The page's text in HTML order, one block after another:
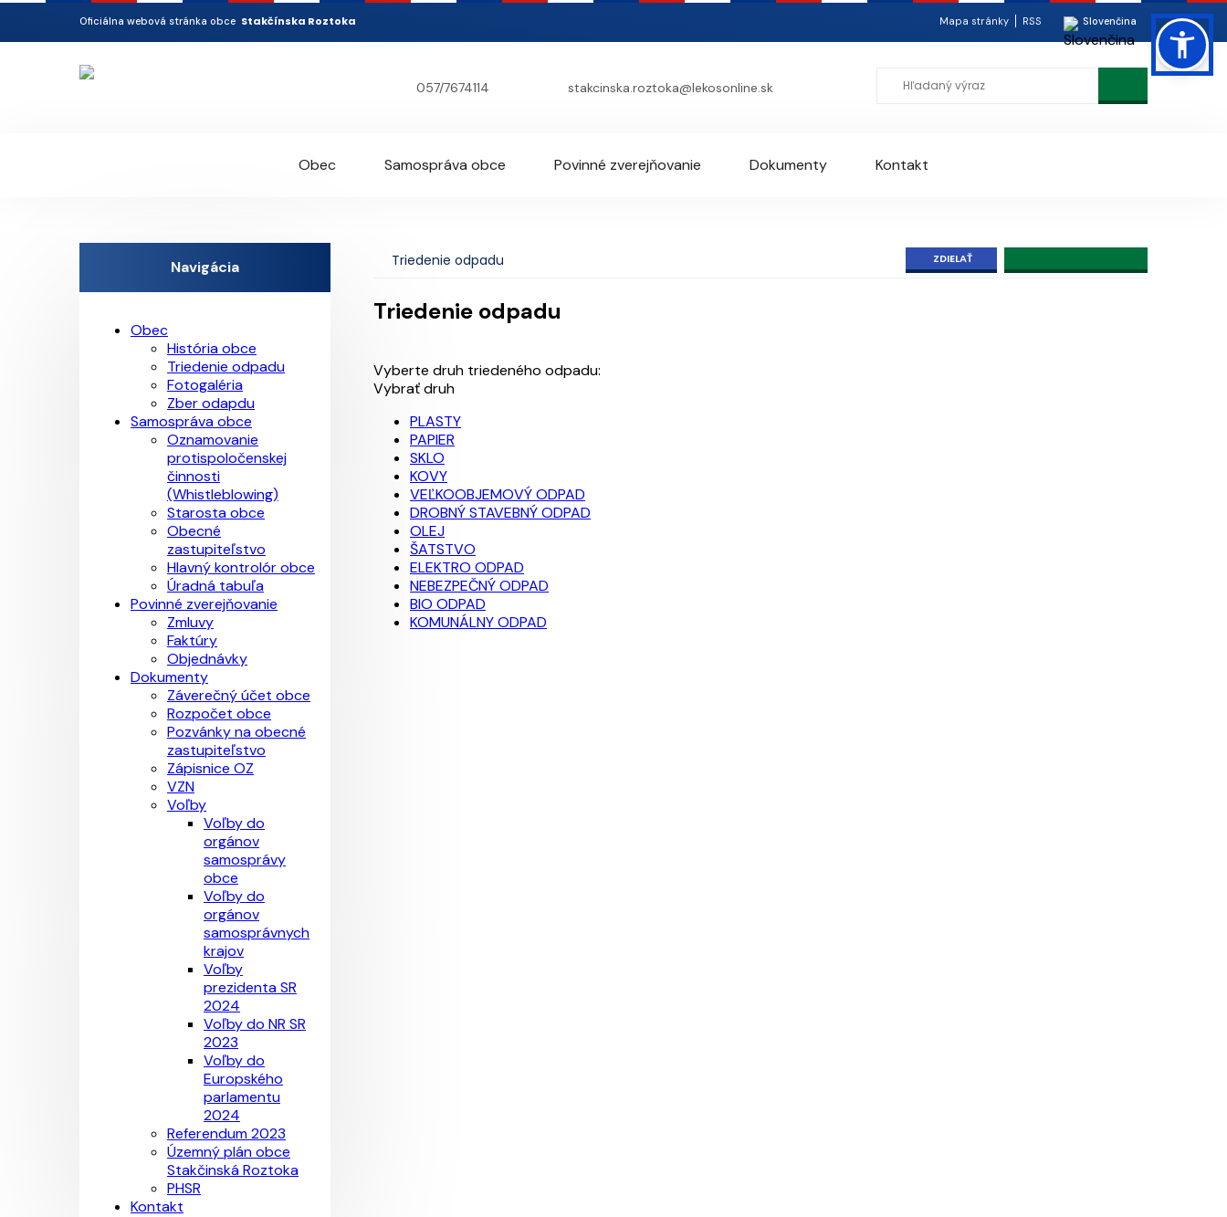
Oficiálna webová stránka obce Stakčínska Roztoka Mapa stránky RSS Slovenčina
057/7674114 stakcinska.roztoka@lekosonline.sk
Obec Samospráva obce Povinné zverejňovanie Dokumenty Kontakt
Triedenie odpadu ZDIELAŤ
Triedenie odpadu
Vyberte druh triedeného odpadu:
Vybrať druh
PLASTY
PAPIER
SKLO
KOVY
VEĽKOOBJEMOVÝ ODPAD
DROBNÝ STAVEBNÝ ODPAD
OLEJ
ŠATSTVO
ELEKTRO ODPAD
NEBEZPEČNÝ ODPAD
BIO ODPAD
KOMUNÁLNY ODPAD
Navigácia
Obec
História obce
Triedenie odpadu
Fotogaléria
Zber odapdu
Samospráva obce
Oznamovanie
protispoločenskej
činnosti
(Whistleblowing)
Starosta obce
Obecné
zastupiteľstvo
Hlavný kontrolór obce
Úradná tabuľa
Povinné zverejňovanie
Zmluvy
Faktúry
Objednávky
Dokumenty
Záverečný účet obce
Rozpočet obce
Pozvánky na obecné
zastupiteľstvo
Zápisnice OZ
VZN
Voľby
Voľby do
orgánov
samosprávy
obce
Voľby do
orgánov
samosprávnych
krajov
Voľby
prezidenta SR
2024
Voľby do NR SR
2023
Voľby do
Europského
parlamentu
2024
Referendum 2023
Územný plán obce
Stakčinská Roztoka
PHSR
Kontakt